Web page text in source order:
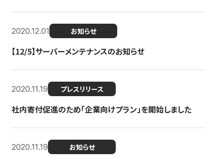
2020.12.01 お知らせ
【12/5】サーバーメンテナンスのお知らせ
2020.11.19 プレスリリース
社内寄付促進のため「企業向けプラン」を開始しました
2020.11.19 お知らせ